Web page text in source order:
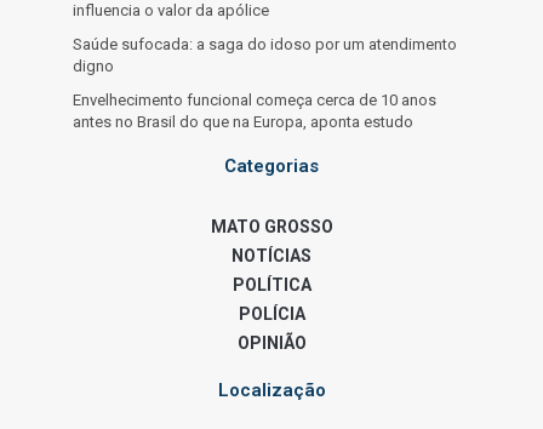
influencia o valor da apólice
Saúde sufocada: a saga do idoso por um atendimento
digno
Envelhecimento funcional começa cerca de 10 anos
antes no Brasil do que na Europa, aponta estudo
Categorias
MATO GROSSO
NOTÍCIAS
POLÍTICA
POLÍCIA
OPINIÃO
Localização